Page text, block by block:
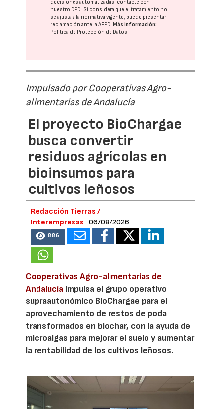
decisiones automatizadas: contacte con
nuestro DPD. Si considera que el tratamiento no
se ajusta a la normativa vigente, puede presentar
reclamación ante laAEPD. Más información:
Política de Protección de Datos
Impulsado por Cooperativas Agro-
alimentarias de Andalucía
El proyecto BioChargae
busca convertir
residuos agrícolas en
bioinsumos para
cultivos leñosos
Redacción Tierras /
Interempresas
06/08/2026
886
Cooperativas Agro-alimentarias de
Andalucía impulsa el grupo operativo
supraautonómico BioChargae para el
aprovechamiento de restos de poda
transformados en biochar, con la ayuda de
microalgas para mejorar el suelo y aumentar
la rentabilidad de los cultivos leñosos.